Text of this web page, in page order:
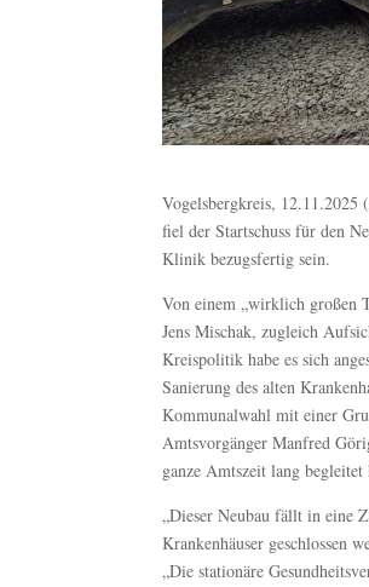
Vogelsbergkreis, 12.11.2025
fiel der Startschuss für den
Klinik bezugsfertig sein.
Von einem „wirklich großen
Jens Mischak, zugleich
Kreispolitik habe es sich
Sanierung des alten
Kommunalwahl mit einer
Amtsvorgänger Manfred
ganze Amtszeit lang begleitet
„Dieser Neubau fällt in eine
Krankenhäuser geschlossen
„Die stationäre